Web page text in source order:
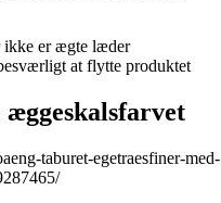
ikke er ægte læder
at flytte produktet
taburet-egetraesfiner-med-